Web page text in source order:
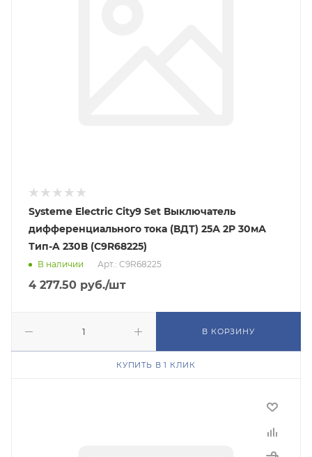
Systeme Electric City9 Set Выключатель
дифференциального тока (ВДТ) 25А 2P 30мА
Тип-A 230В (C9R68225)
В наличии Арт.: C9R68225
4 277.50 руб./шт
В КОРЗИНУ
КУПИТЬ В 1 КЛИК